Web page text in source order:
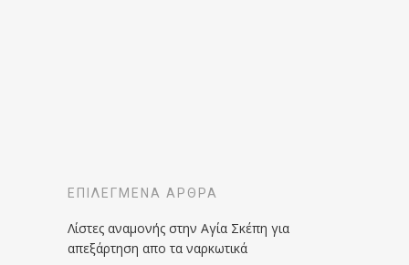
ΕΠΙΛΕΓΜΈΝΑ ΆΡΘΡΑ
Λίστες αναμονής στην Αγία Σκέπη για
απεξάρτηση απο τα ναρκωτικά